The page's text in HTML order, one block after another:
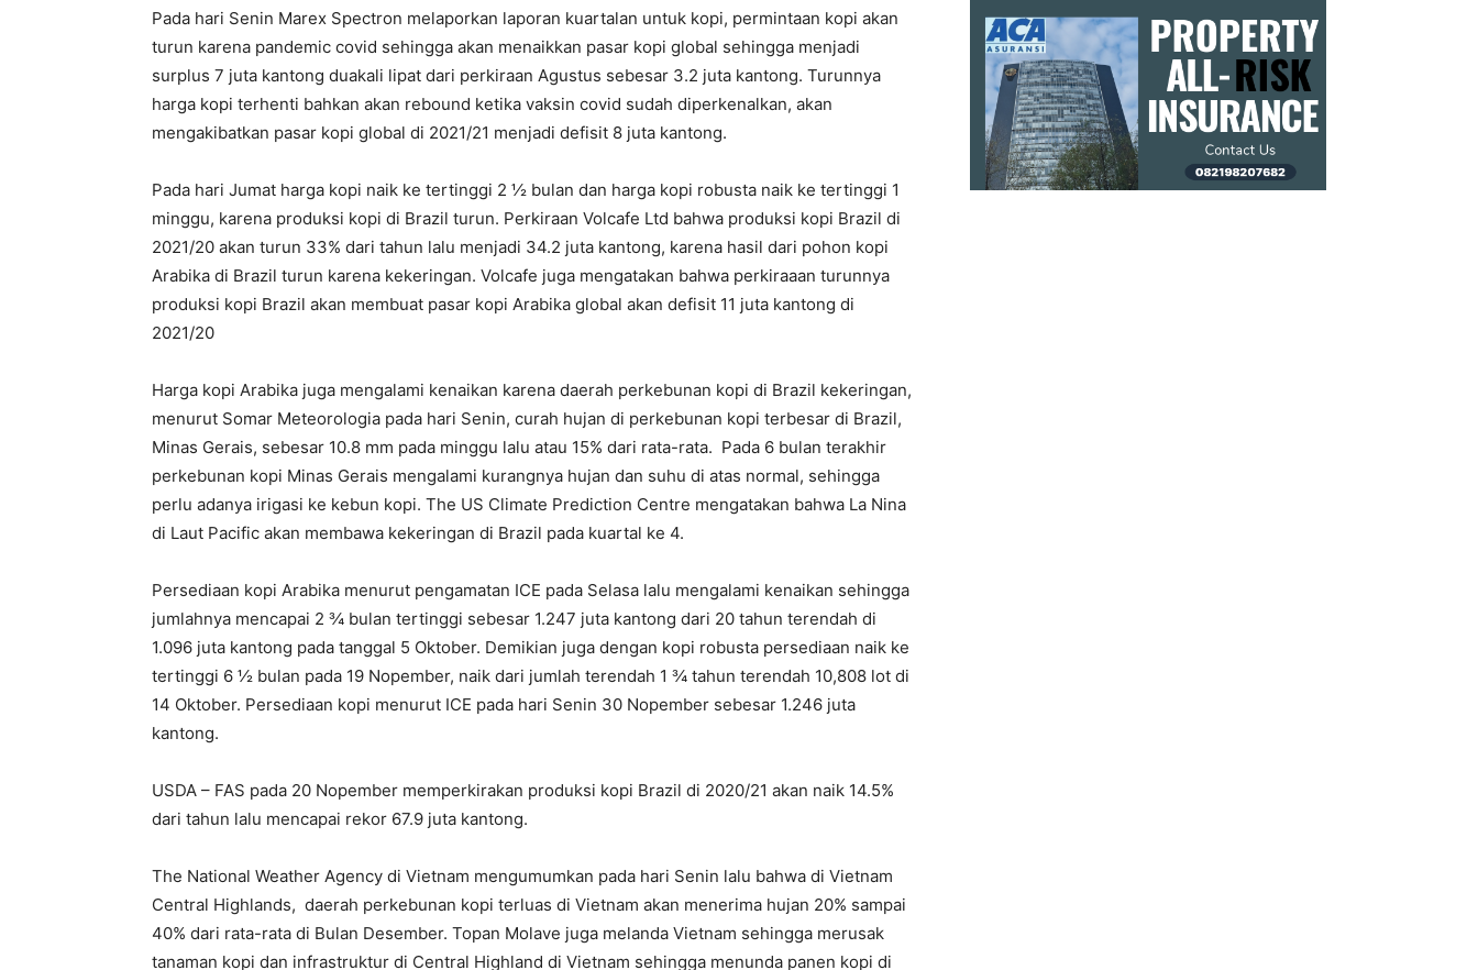
Pada hari Senin Marex Spectron melaporkan laporan kuartalan untuk kopi, permintaan kopi akan
turun karena pandemic covid sehingga akan menaikkan pasar kopi global sehingga menjadi
surplus 7 juta kantong duakali lipat dari perkiraan Agustus sebesar 3.2 juta kantong. Turunnya
harga kopi terhenti bahkan akan rebound ketika vaksin covid sudah diperkenalkan, akan
mengakibatkan pasar kopi global di 2021/21 menjadi defisit 8 juta kantong.
Pada hari Jumat harga kopi naik ke tertinggi 2 ½ bulan dan harga kopi robusta naik ke tertinggi 1
minggu, karena produksi kopi di Brazil turun. Perkiraan Volcafe Ltd bahwa produksi kopi Brazil di
2021/20 akan turun 33% dari tahun lalu menjadi 34.2 juta kantong, karena hasil dari pohon kopi
Arabika di Brazil turun karena kekeringan. Volcafe juga mengatakan bahwa perkiraaan turunnya
produksi kopi Brazil akan membuat pasar kopi Arabika global akan defisit 11 juta kantong di
2021/20
Harga kopi Arabika juga mengalami kenaikan karena daerah perkebunan kopi di Brazil kekeringan,
menurut Somar Meteorologia pada hari Senin, curah hujan di perkebunan kopi terbesar di Brazil,
Minas Gerais, sebesar 10.8 mm pada minggu lalu atau 15% dari rata-rata. Pada 6 bulan terakhir
perkebunan kopi Minas Gerais mengalami kurangnya hujan dan suhu di atas normal, sehingga
perlu adanya irigasi ke kebun kopi. The US Climate Prediction Centre mengatakan bahwa La Nina
di Laut Pacific akan membawa kekeringan di Brazil pada kuartal ke 4.
Persediaan kopi Arabika menurut pengamatan ICE pada Selasa lalu mengalami kenaikan sehingga
jumlahnya mencapai 2 ¾ bulan tertinggi sebesar 1.247 juta kantong dari 20 tahun terendah di
1.096 juta kantong pada tanggal 5 Oktober. Demikian juga dengan kopi robusta persediaan naik ke
tertinggi 6 ½ bulan pada 19 Nopember, naik dari jumlah terendah 1 ¾ tahun terendah 10,808 lot di
14 Oktober. Persediaan kopi menurut ICE pada hari Senin 30 Nopember sebesar 1.246 juta
kantong.
USDA – FAS pada 20 Nopember memperkirakan produksi kopi Brazil di 2020/21 akan naik 14.5%
dari tahun lalu mencapai rekor 67.9 juta kantong.
The National Weather Agency di Vietnam mengumumkan pada hari Senin lalu bahwa di Vietnam
Central Highlands, daerah perkebunan kopi terluas di Vietnam akan menerima hujan 20% sampai
40% dari rata-rata di Bulan Desember. Topan Molave juga melanda Vietnam sehingga merusak
tanaman kopi dan infrastruktur di Central Highland di Vietnam sehingga menunda panen kopi di